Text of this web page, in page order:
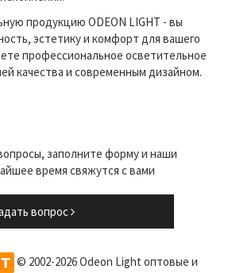
продукцию ODEON LIGHT - вы
эстетику и комфорт для вашего
профессиональное осветительное
качества и современным дизайном.
заполните форму и наши
время свяжутся с вами
вопрос
© 2002-2026 Odeon Light оптовые и